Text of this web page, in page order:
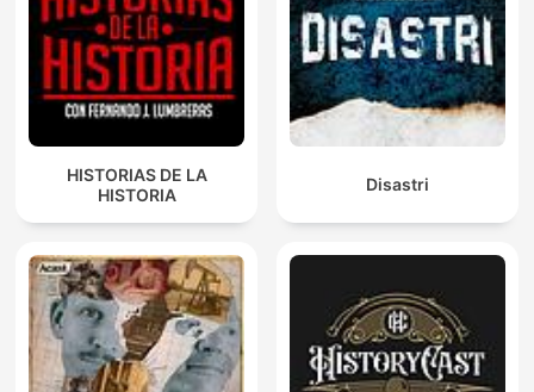
HISTORIAS DE LA
HISTORIA
Disastri